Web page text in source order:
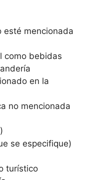
esté mencionada
como bebidas
en la
no mencionada
se especifique)
turístico